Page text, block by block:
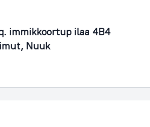
immikkoortup ilaa 4B4
Nuuk